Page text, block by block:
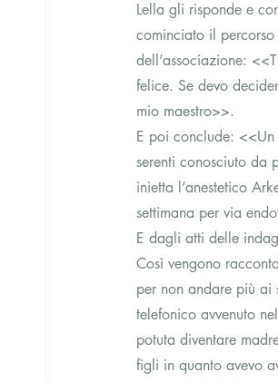
Lella gli risponde e
cominciato il
dell’associazione:
felice. Se devo
mio maestro>>.
E poi conclude:
serenti conosciuto da
inietta l’anestetico
settimana per via
E dagli atti delle
Così vengono
per non andare più ai
telefonico avvenuto
potuta diventare
figli in quanto avevo